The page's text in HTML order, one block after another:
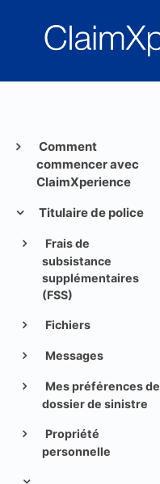
Comment
commencer avec
ClaimXperience
Titulaire de police
Frais de
subsistance
supplémentaires
(FSS)
Fichiers
Messages
Mes préférences de
dossier de sinistre
Propriété
personnelle